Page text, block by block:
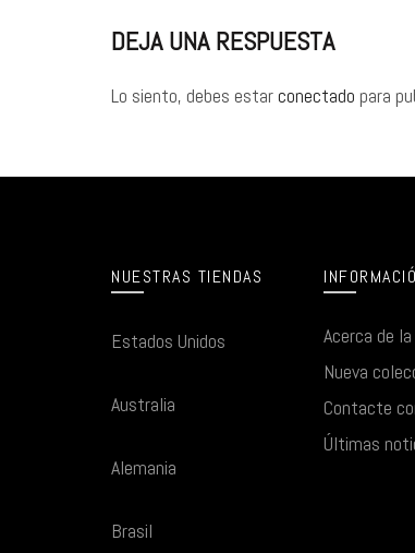
DEJA UNA RESPUESTA
Lo siento, debes estarconectado para
NUESTRAS TIENDAS
Estados Unidos
Australia
Alemania
Brasil
Acerca de
Nueva
Contacte
Últimas